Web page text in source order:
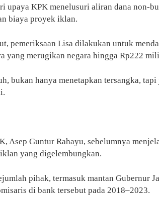
upaya KPK menelusuri aliran dana non-
biaya proyek iklan.
pemeriksaan Lisa dilakukan untuk
yang merugikan negara hingga Rp222
bukan hanya menetapkan tersangka, tapi
Asep Guntur Rahayu, sebelumnya
yang digelembungkan.
pihak, termasuk mantan Gubernur
di bank tersebut pada 2018–2023.